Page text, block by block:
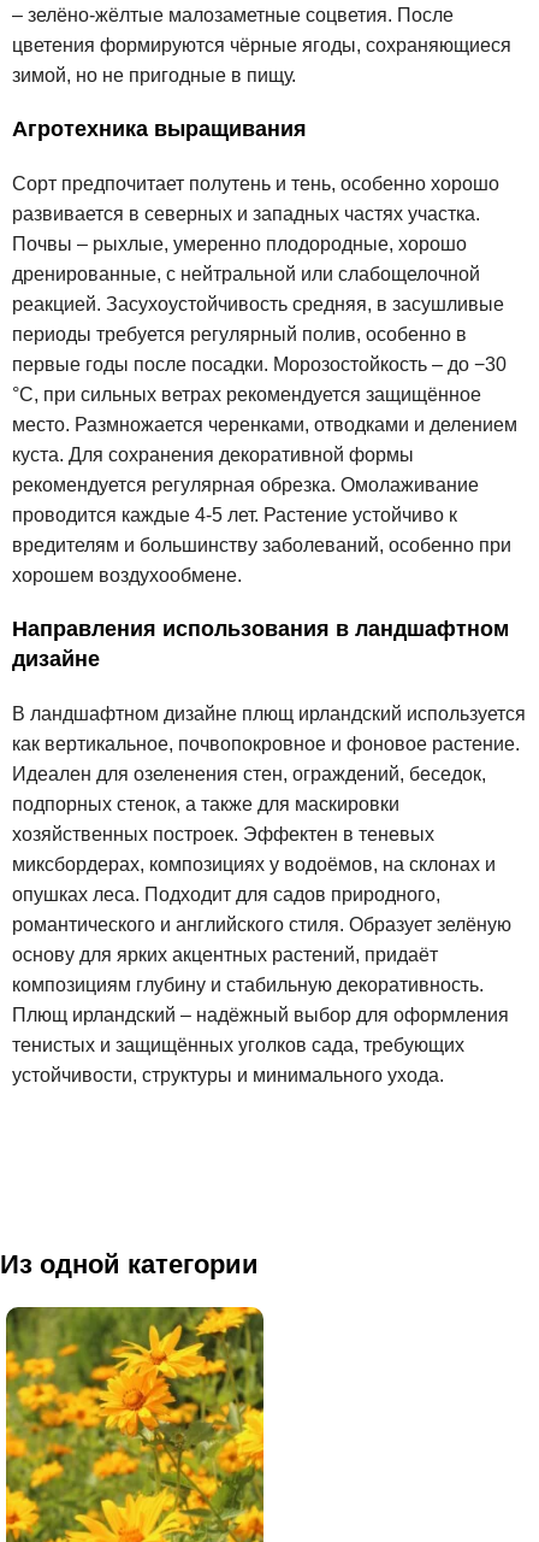
– зелёно-жёлтые малозаметные соцветия. После
цветения формируются чёрные ягоды, сохраняющиеся
зимой, но не пригодные в пищу.
Агротехника выращивания
Сорт предпочитает полутень и тень, особенно хорошо
развивается в северных и западных частях участка.
Почвы – рыхлые, умеренно плодородные, хорошо
дренированные, с нейтральной или слабощелочной
реакцией. Засухоустойчивость средняя, в засушливые
периоды требуется регулярный полив, особенно в
первые годы после посадки. Морозостойкость – до −30
°C, при сильных ветрах рекомендуется защищённое
место. Размножается черенками, отводками и делением
куста. Для сохранения декоративной формы
рекомендуется регулярная обрезка. Омолаживание
проводится каждые 4-5 лет. Растение устойчиво к
вредителям и большинству заболеваний, особенно при
хорошем воздухообмене.
Направления использования в ландшафтном
дизайне
В ландшафтном дизайне плющ ирландский используется
как вертикальное, почвопокровное и фоновое растение.
Идеален для озеленения стен, ограждений, беседок,
подпорных стенок, а также для маскировки
хозяйственных построек. Эффектен в теневых
миксбордерах, композициях у водоёмов, на склонах и
опушках леса. Подходит для садов природного,
романтического и английского стиля. Образует зелёную
основу для ярких акцентных растений, придаёт
композициям глубину и стабильную декоративность.
Плющ ирландский – надёжный выбор для оформления
тенистых и защищённых уголков сада, требующих
устойчивости, структуры и минимального ухода.
Из одной категории